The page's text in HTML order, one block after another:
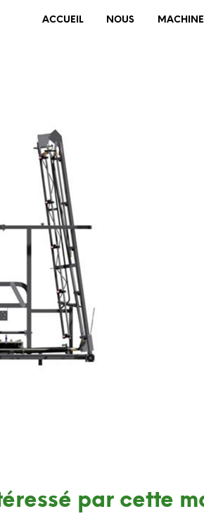
ACCUEIL NOUS
par cette